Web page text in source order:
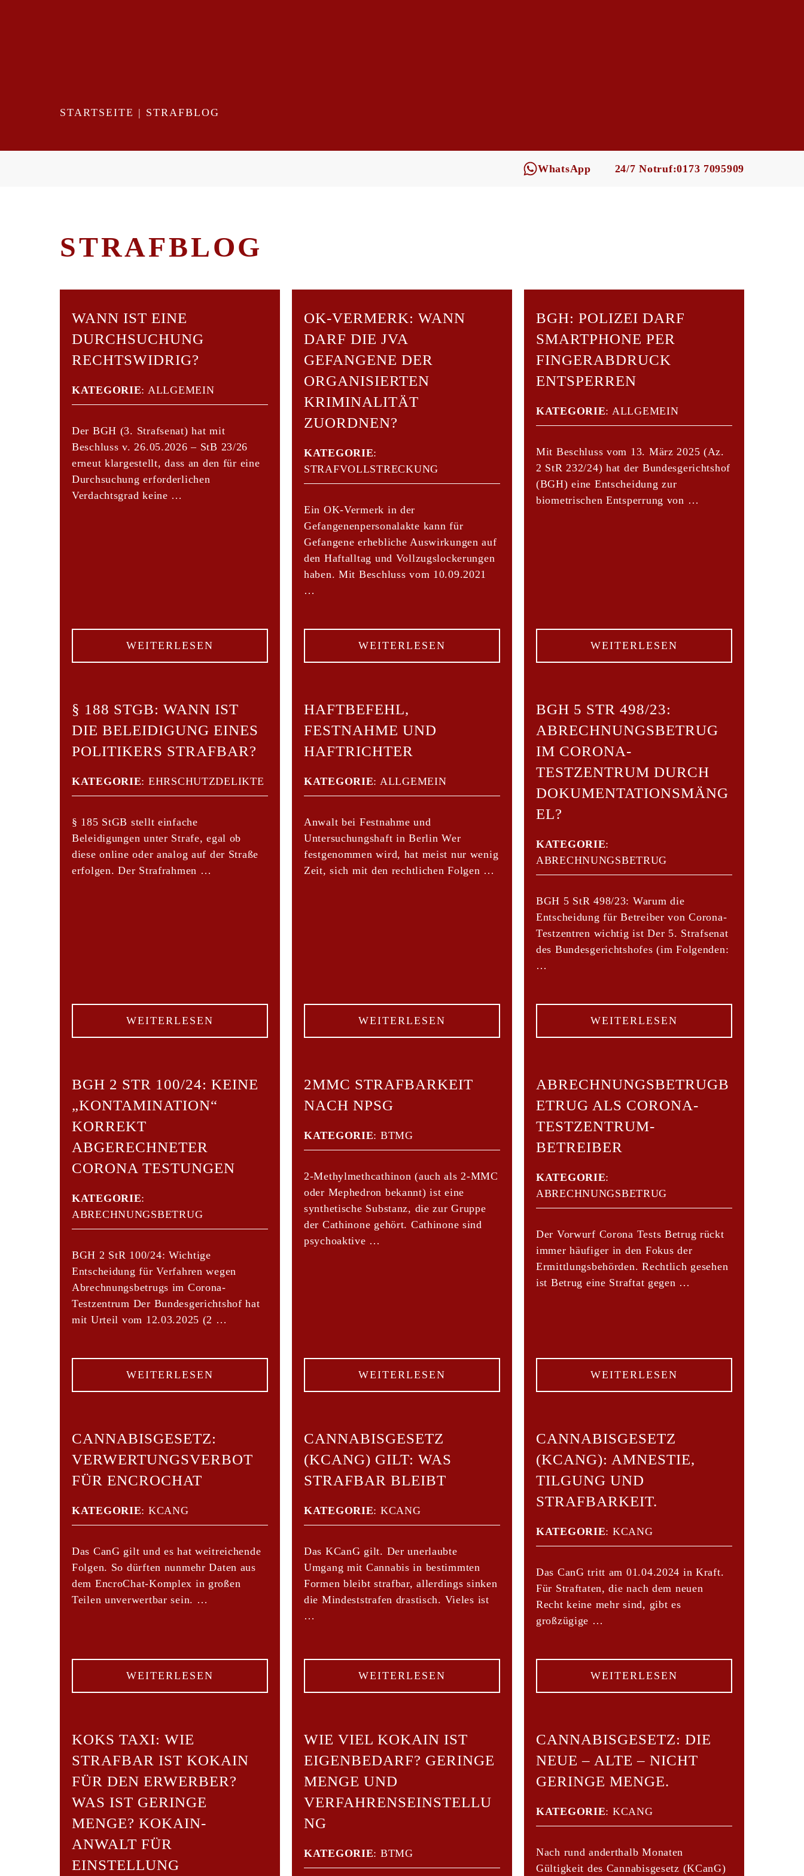
STARTSEITE | STRAFBLOG
WhatsApp 24/7 Notruf:0173 7095909
STRAFBLOG
WANN IST EINE
DURCHSUCHUNG
RECHTSWIDRIG?
KATEGORIE: ALLGEMEIN
Der BGH (3. Strafsenat) hat mit
Beschluss v. 26.05.2026 – StB 23/26
erneut klargestellt, dass an den für eine
Durchsuchung erforderlichen
Verdachtsgrad keine …
WEITERLESEN
OK-VERMERK: WANN
DARF DIE JVA
GEFANGENE DER
ORGANISIERTEN
KRIMINALITÄT
ZUORDNEN?
KATEGORIE:
STRAFVOLLSTRECKUNG
Ein OK-Vermerk in der
Gefangenenpersonalakte kann für
Gefangene erhebliche Auswirkungen auf
den Haftalltag und Vollzugslockerungen
haben. Mit Beschluss vom 10.09.2021
…
WEITERLESEN
BGH: POLIZEI DARF
SMARTPHONE PER
FINGERABDRUCK
ENTSPERREN
KATEGORIE: ALLGEMEIN
Mit Beschluss vom 13. März 2025 (Az.
2 StR 232/24) hat der Bundesgerichtshof
(BGH) eine Entscheidung zur
biometrischen Entsperrung von …
WEITERLESEN
§ 188 STGB: WANN IST
DIE BELEIDIGUNG EINES
POLITIKERS STRAFBAR?
KATEGORIE: EHRSCHUTZDELIKTE
§ 185 StGB stellt einfache
Beleidigungen unter Strafe, egal ob
diese online oder analog auf der Straße
erfolgen. Der Strafrahmen …
WEITERLESEN
HAFTBEFEHL,
FESTNAHME UND
HAFTRICHTER
KATEGORIE: ALLGEMEIN
Anwalt bei Festnahme und
Untersuchungshaft in Berlin Wer
festgenommen wird, hat meist nur wenig
Zeit, sich mit den rechtlichen Folgen …
WEITERLESEN
BGH 5 STR 498/23:
ABRECHNUNGSBETRUG
IM CORONA-
TESTZENTRUM DURCH
DOKUMENTATIONSMÄNG
EL?
KATEGORIE:
ABRECHNUNGSBETRUG
BGH 5 StR 498/23: Warum die
Entscheidung für Betreiber von Corona-
Testzentren wichtig ist Der 5. Strafsenat
des Bundesgerichtshofes (im Folgenden:
…
WEITERLESEN
BGH 2 STR 100/24: KEINE
„KONTAMINATION“
KORREKT
ABGERECHNETER
CORONA TESTUNGEN
KATEGORIE:
ABRECHNUNGSBETRUG
BGH 2 StR 100/24: Wichtige
Entscheidung für Verfahren wegen
Abrechnungsbetrugs im Corona-
Testzentrum Der Bundesgerichtshof hat
mit Urteil vom 12.03.2025 (2 …
WEITERLESEN
​2MMC STRAFBARKEIT
NACH NPSG
KATEGORIE: BTMG
2-Methylmethcathinon (auch als 2-MMC
oder Mephedron bekannt) ist eine
synthetische Substanz, die zur Gruppe
der Cathinone gehört. Cathinone sind
psychoaktive …
WEITERLESEN
ABRECHNUNGSBETRUGB
ETRUG ALS CORONA-
TESTZENTRUM-
BETREIBER
KATEGORIE:
ABRECHNUNGSBETRUG
Der Vorwurf Corona Tests Betrug rückt
immer häufiger in den Fokus der
Ermittlungsbehörden. Rechtlich gesehen
ist Betrug eine Straftat gegen …
WEITERLESEN
CANNABISGESETZ:
VERWERTUNGSVERBOT
FÜR ENCROCHAT
KATEGORIE: KCANG
Das CanG gilt und es hat weitreichende
Folgen. So dürften nunmehr Daten aus
dem EncroChat-Komplex in großen
Teilen unverwertbar sein. …
WEITERLESEN
CANNABISGESETZ
(KCANG) GILT: WAS
STRAFBAR BLEIBT
KATEGORIE: KCANG
Das KCanG gilt. Der unerlaubte
Umgang mit Cannabis in bestimmten
Formen bleibt strafbar, allerdings sinken
die Mindeststrafen drastisch. Vieles ist
…
WEITERLESEN
CANNABISGESETZ
(KCANG): AMNESTIE,
TILGUNG UND
STRAFBARKEIT.
KATEGORIE: KCANG
Das CanG tritt am 01.04.2024 in Kraft.
Für Straftaten, die nach dem neuen
Recht keine mehr sind, gibt es
großzügige …
WEITERLESEN
KOKS TAXI: WIE
STRAFBAR IST KOKAIN
FÜR DEN ERWERBER?
WAS IST GERINGE
MENGE? KOKAIN-
ANWALT FÜR
EINSTELLUNG
WIE VIEL KOKAIN IST
EIGENBEDARF? GERINGE
MENGE UND
VERFAHRENSEINSTELLU
NG
KATEGORIE: BTMG
CANNABISGESETZ: DIE
NEUE – ALTE – NICHT
GERINGE MENGE.
KATEGORIE: KCANG
Nach rund anderthalb Monaten
Gültigkeit des Cannabisgesetz (KCanG)